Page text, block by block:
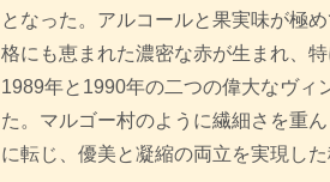
となった。アルコールと果実味が極
格にも恵まれた濃密な赤が生まれ、
1989年と1990年の二つの偉大なヴィ
た。マルゴー村のように繊細さを重
に転じ、優美と凝縮の両立を実現し